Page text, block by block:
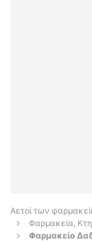
Αετοί των
Φαρμακεία,
Φαρμακείο